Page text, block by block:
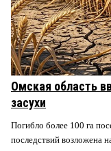
Омская область
засухи
Погибло более 100 га
последствий возложена